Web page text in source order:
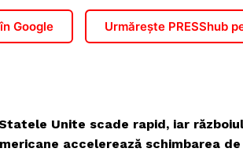
Google Urmărește PRESShub
Unite scade rapid, iar războiul
accelerează schimbarea de